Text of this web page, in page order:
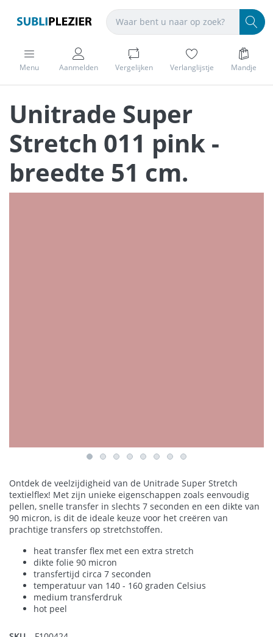
Menu Aanmelden Vergelijken Verlanglijstje Mandje
Unitrade Super
Stretch 011 pink -
breedte 51 cm.
Ontdek de veelzijdigheid van de Unitrade Super Stretch
textielflex! Met zijn unieke eigenschappen zoals eenvoudig
pellen, snelle transfer in slechts 7 seconden en een dikte van
90 micron, is dit de ideale keuze voor het creëren van
prachtige transfers op stretchstoffen.
heat transfer flex met een extra stretch
dikte folie 90 micron
transfertijd circa 7 seconden
temperatuur van 140 - 160 graden Celsius
medium transferdruk
hot peel